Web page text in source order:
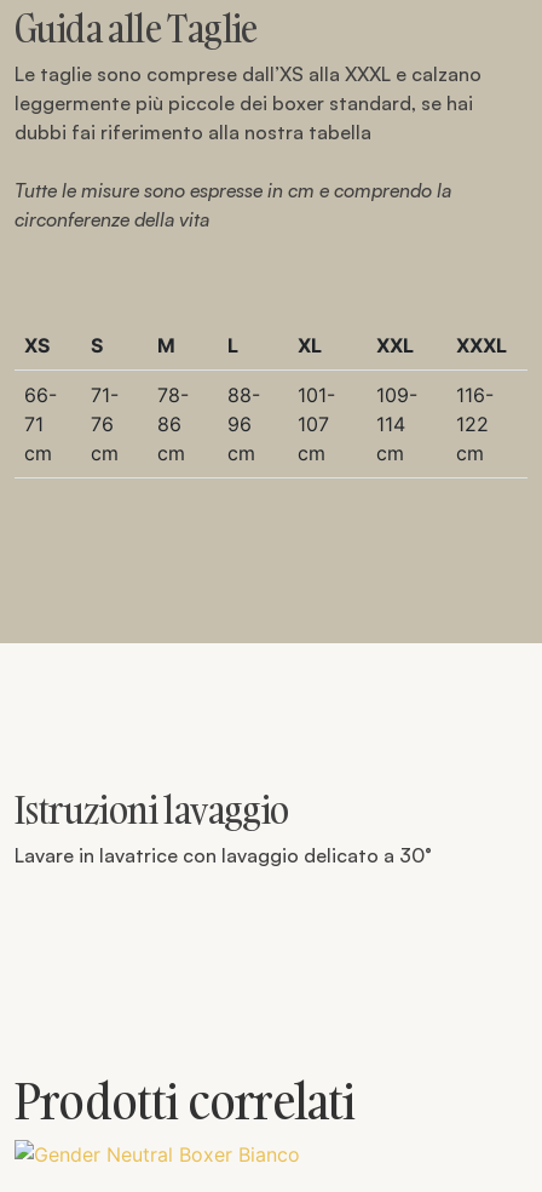
Guida alle Taglie
Le taglie sono comprese dall’XS alla XXXL e calzano
leggermente più piccole dei boxer standard, se hai
dubbi fai riferimento alla nostra tabella
Tutte le misure sono espresse in cm e comprendo la
circonferenze della vita
XS S M L XL XXL XXXL
66-
71
cm
71-
76
cm
78-
86
cm
88-
96
cm
101-
107
cm
109-
114
cm
116-
122
cm
Istruzioni lavaggio
Lavare in lavatrice con lavaggio delicato a 30°
Prodotti correlati